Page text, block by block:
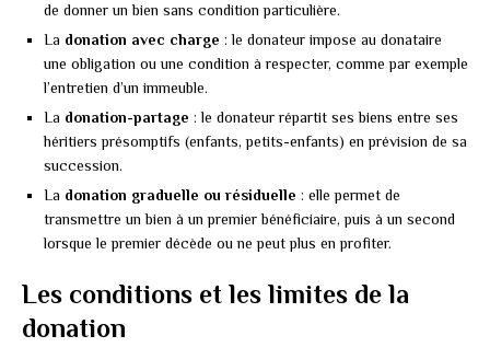
de donner un bien sans condition particulière.
La donation avec charge : le donateur impose au donataire
une obligation ou une condition à respecter, comme par exemple
l’entretien d’un immeuble.
La donation-partage : le donateur répartit ses biens entre ses
héritiers présomptifs (enfants, petits-enfants) en prévision de sa
succession.
La donation graduelle ou résiduelle : elle permet de
transmettre un bien à un premier bénéficiaire, puis à un second
lorsque le premier décède ou ne peut plus en profiter.
Les conditions et les limites de la
donation